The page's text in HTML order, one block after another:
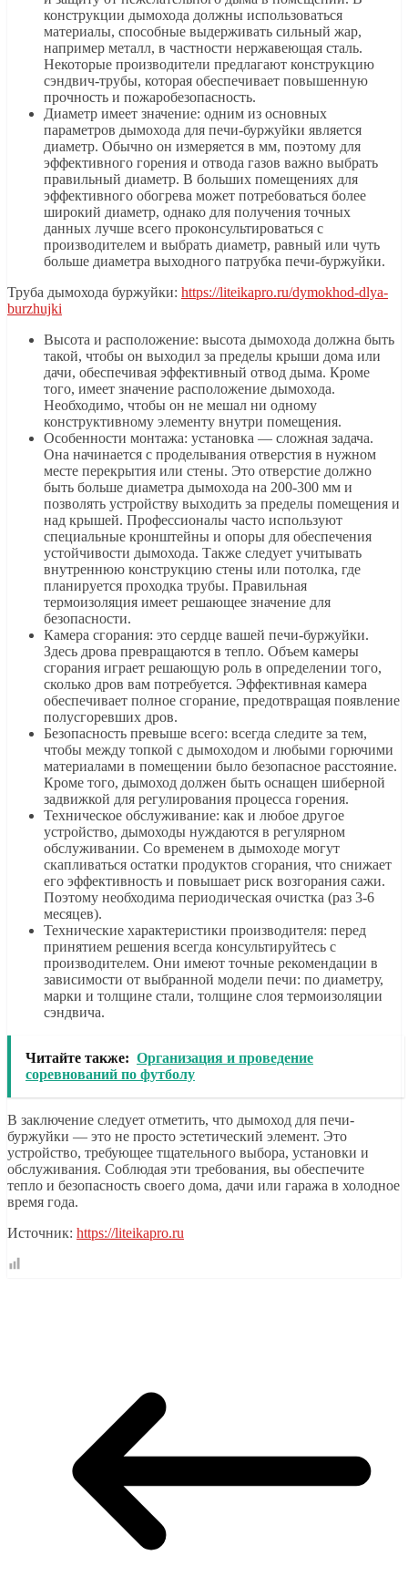
конструкции дымохода должны использоваться
материалы, способные выдерживать сильный жар,
например металл, в частности нержавеющая сталь.
Некоторые производители предлагают конструкцию
сэндвич-трубы, которая обеспечивает повышенную
прочность и пожаробезопасность.
Диаметр имеет значение: одним из основных
параметров дымохода для печи-буржуйки является
диаметр. Обычно он измеряется в мм, поэтому для
эффективного горения и отвода газов важно выбрать
правильный диаметр. В больших помещениях для
эффективного обогрева может потребоваться более
широкий диаметр, однако для получения точных
данных лучше всего проконсультироваться с
производителем и выбрать диаметр, равный или чуть
больше диаметра выходного патрубка печи-буржуйки.
Труба дымохода буржуйки: https://liteikapro.ru/dymokhod-dlya-
burzhujki
Высота и расположение: высота дымохода должна быть
такой, чтобы он выходил за пределы крыши дома или
дачи, обеспечивая эффективный отвод дыма. Кроме
того, имеет значение расположение дымохода.
Необходимо, чтобы он не мешал ни одному
конструктивному элементу внутри помещения.
Особенности монтажа: установка — сложная задача.
Она начинается с проделывания отверстия в нужном
месте перекрытия или стены. Это отверстие должно
быть больше диаметра дымохода на 200-300 мм и
позволять устройству выходить за пределы помещения и
над крышей. Профессионалы часто используют
специальные кронштейны и опоры для обеспечения
устойчивости дымохода. Также следует учитывать
внутреннюю конструкцию стены или потолка, где
планируется проходка трубы. Правильная
термоизоляция имеет решающее значение для
безопасности.
Камера сгорания: это сердце вашей печи-буржуйки.
Здесь дрова превращаются в тепло. Объем камеры
сгорания играет решающую роль в определении того,
сколько дров вам потребуется. Эффективная камера
обеспечивает полное сгорание, предотвращая появление
полусгоревших дров.
Безопасность превыше всего: всегда следите за тем,
чтобы между топкой с дымоходом и любыми горючими
материалами в помещении было безопасное расстояние.
Кроме того, дымоход должен быть оснащен шиберной
задвижкой для регулирования процесса горения.
Техническое обслуживание: как и любое другое
устройство, дымоходы нуждаются в регулярном
обслуживании. Со временем в дымоходе могут
скапливаться остатки продуктов сгорания, что снижает
его эффективность и повышает риск возгорания сажи.
Поэтому необходима периодическая очистка (раз 3-6
месяцев).
Технические характеристики производителя: перед
принятием решения всегда консультируйтесь с
производителем. Они имеют точные рекомендации в
зависимости от выбранной модели печи: по диаметру,
марки и толщине стали, толщине слоя термоизоляции
сэндвича.
Читайте также: Организация и проведение
соревнований по футболу
В заключение следует отметить, что дымоход для печи-
буржуйки — это не просто эстетический элемент. Это
устройство, требующее тщательного выбора, установки и
обслуживания. Соблюдая эти требования, вы обеспечите
тепло и безопасность своего дома, дачи или гаража в холодное
время года.
Источник: https://liteikapro.ru